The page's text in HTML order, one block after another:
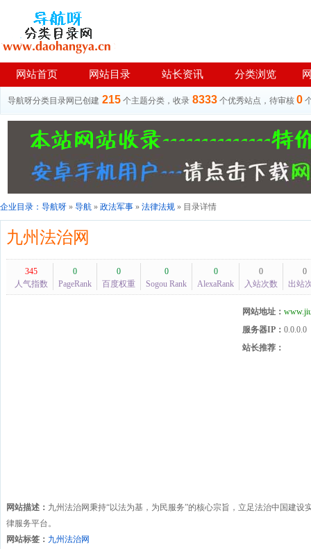
网站首页 网站目录 站长资讯 分类浏览
导航呀分类目录网已创建 215 个主题分类，收录 8333 个优秀站点，待审核 0
企业目录： 导航呀 » 导航 » 政法军事 » 法律法规 » 目录详情
九州法治网
345
人气指数
0
PageRank
0
百度权重
0
Sogou Rank
0
AlexaRank
0
入站次数
0
出站
网站地址：
服务器IP： 0.0.0.0
站长推荐：
网站描述： 九州法治网秉持“以法为基，为民服务”的核心宗旨，立足法治中国建
律服务平台。
网站标签： 九州法治网